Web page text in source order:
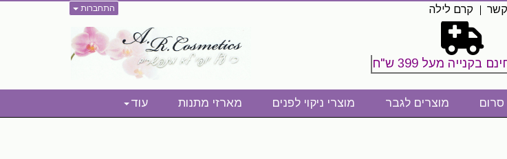
התחברות קשר קרם לילה
בקנייה מעל 399 ש"ח
סרום מוצרים לגבר מוצרי ניקוי לפנים מארזי מתנות עוד